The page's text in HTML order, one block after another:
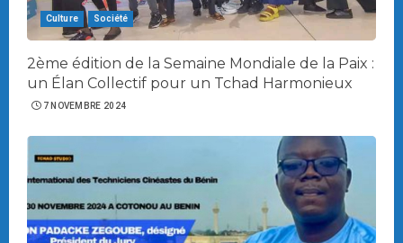
Culture Société
2ème édition de la Semaine Mondiale de la Paix :
un Élan Collectif pour un Tchad Harmonieux
7 NOVEMBRE 2024